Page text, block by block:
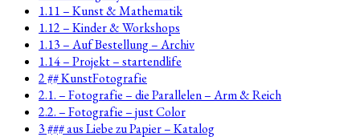
1.11 – Kunst & Mathematik
1.12 – Kinder & Workshops
1.13 – Auf Bestellung – Archiv
1.14 – Projekt – startendlife
2 ## KunstFotografie
2.1. – Fotografie – die Parallelen – Arm & Reich
2.2. – Fotografie – just Color
3 ### aus Liebe zu Papier – Katalog